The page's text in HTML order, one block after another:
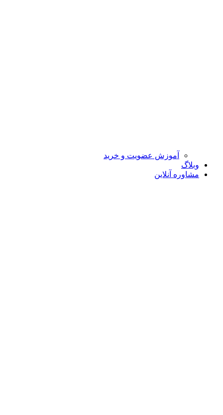
آموزش عضویت و خرید
وبلاگ
مشاوره آنلاین